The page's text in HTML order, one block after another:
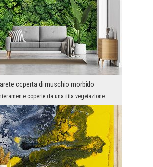
coperta di muschio morbido
Le pareti interamente coperte da una fitta vegetazione al posto del fotomurale o della vernice so...